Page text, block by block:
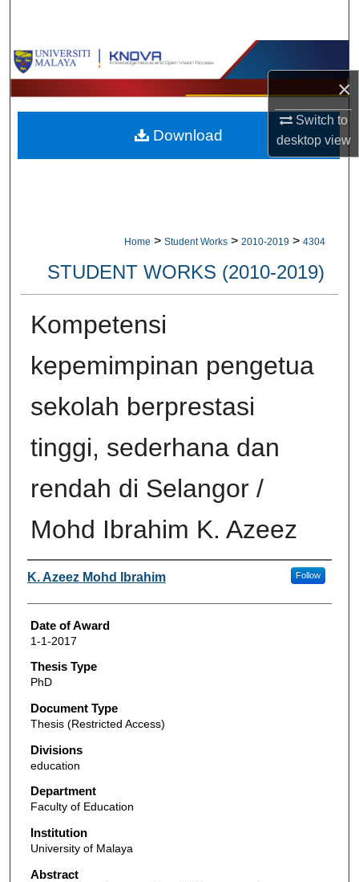
×
Switch to
desktopview
Browse Collections
My Account
About
Home > Student Works > 2010-2019 > 4304
STUDENT WORKS (2010-2019)
Kompetensi
kepemimpinan pengetua
sekolah berprestasi
tinggi, sederhana dan
rendah di Selangor /
Mohd Ibrahim K. Azeez
Author
K. Azeez Mohd Ibrahim Follow
Date of Award
1-1-2017
Thesis Type
PhD
Document Type
Thesis (Restricted Access)
Divisions
education
Department
Faculty of Education
Institution
University of Malaya
Abstract
Download